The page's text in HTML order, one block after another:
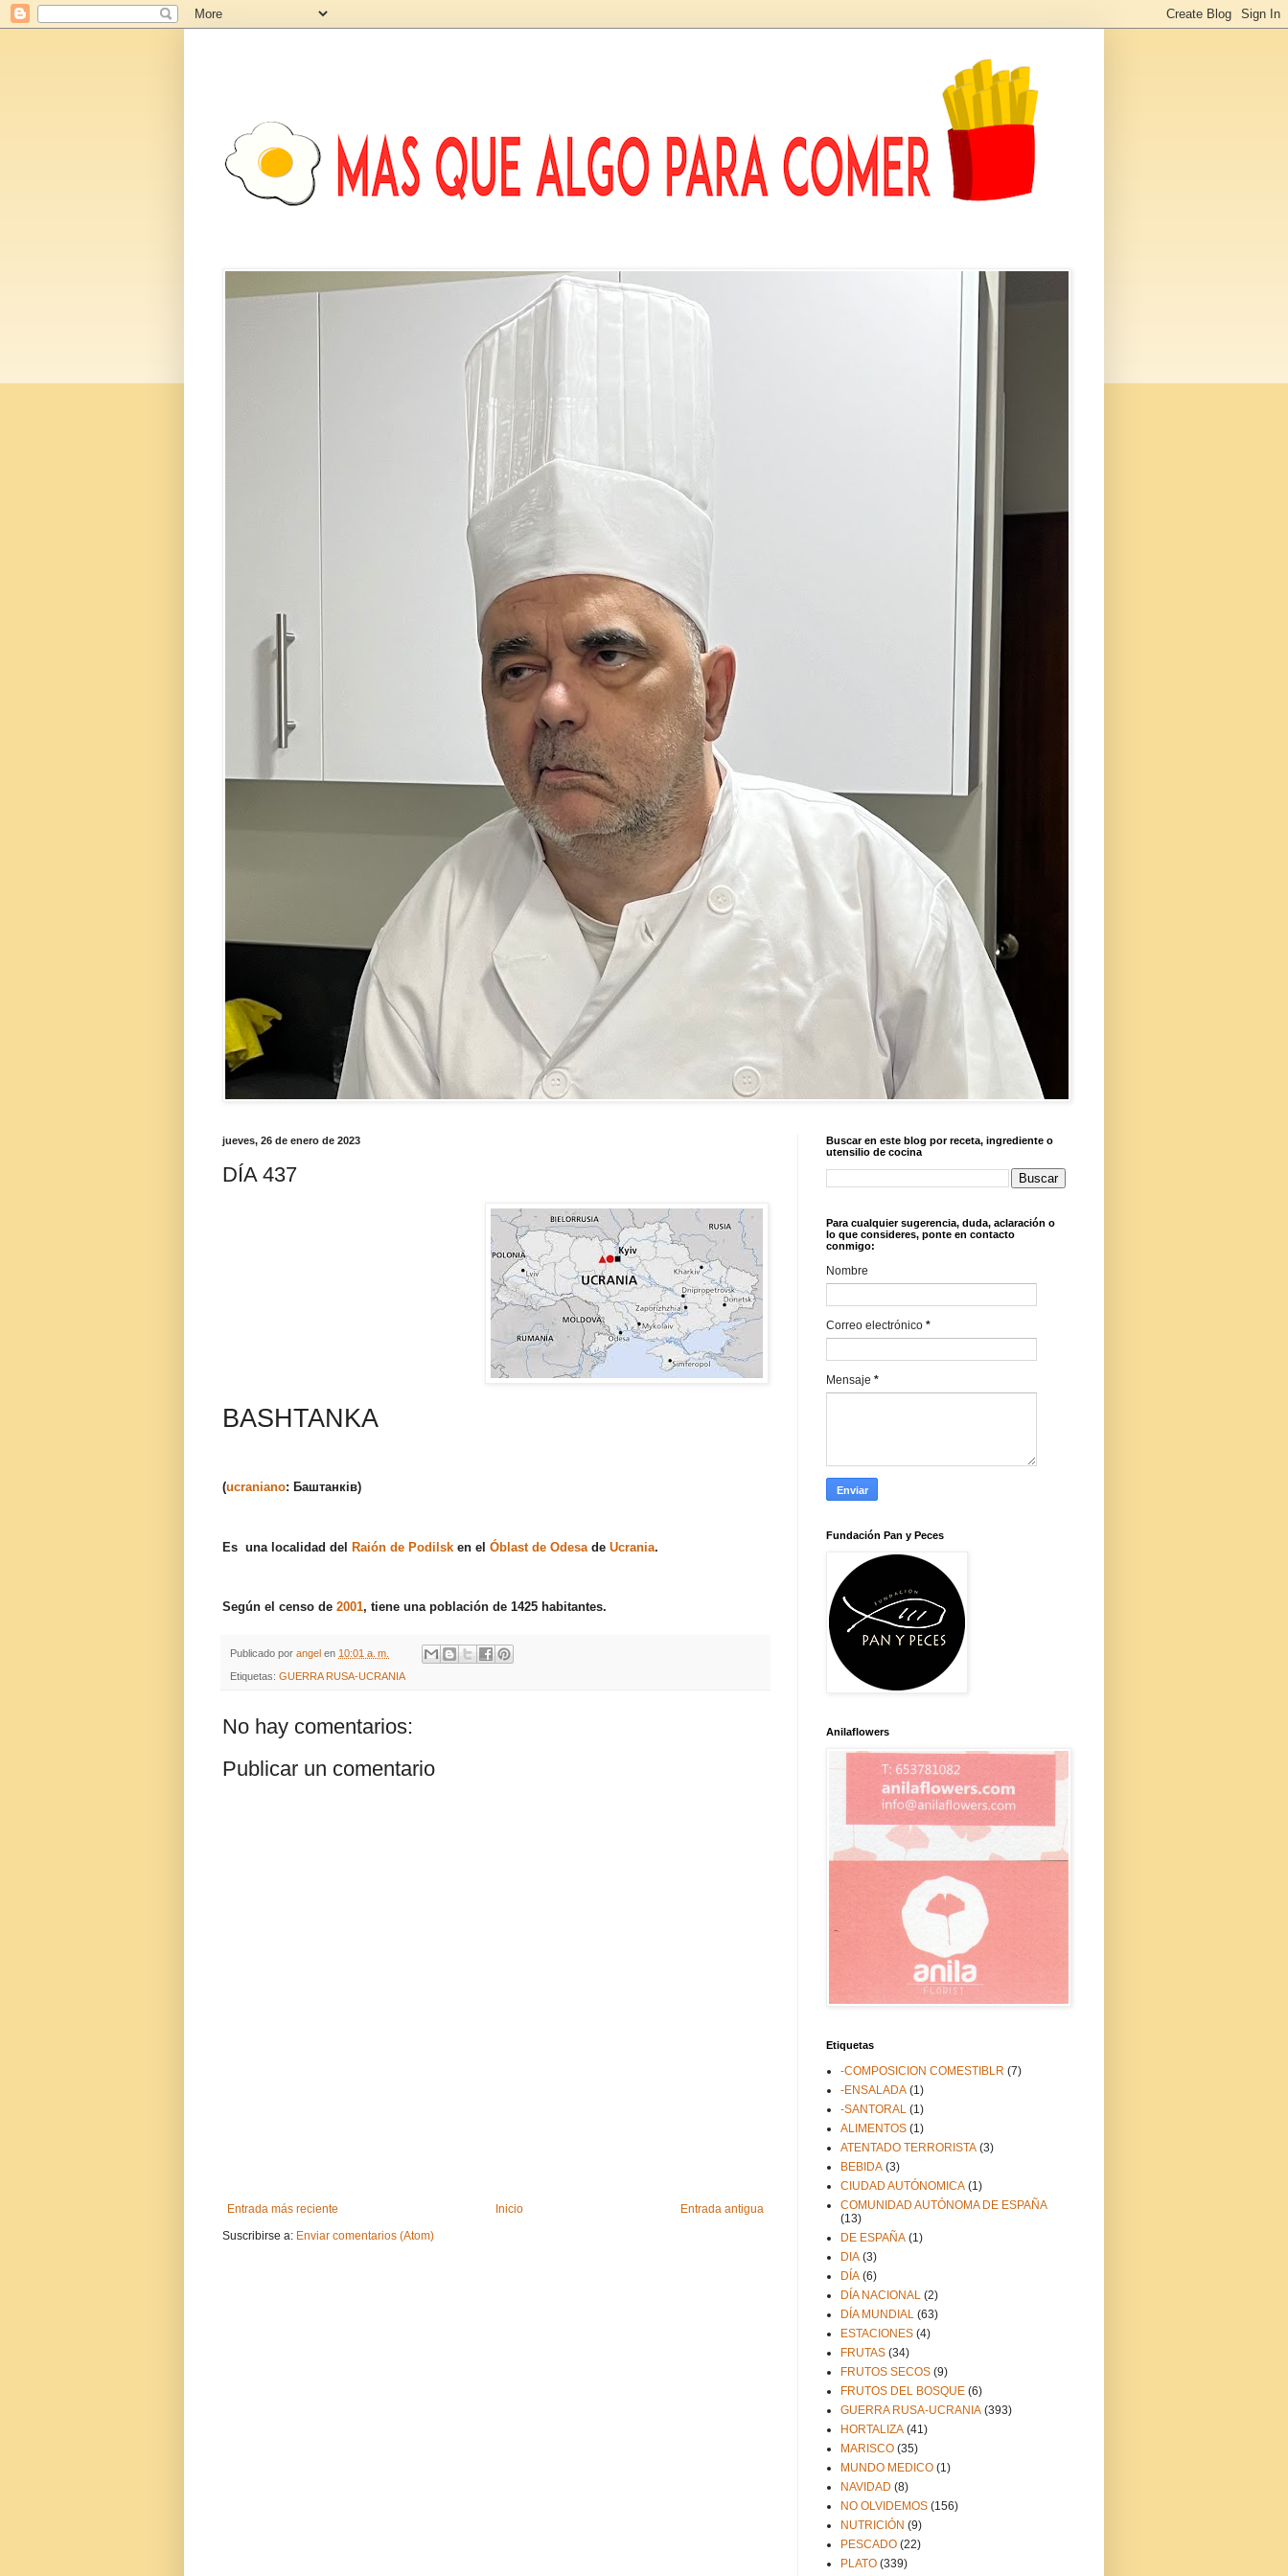
jueves, 26 de enero de 2023
DÍA 437
BASHTANKA
(ucraniano: Баштанків)
Es una localidad del Raión de Podilsk en el Óblast de Odesa de Ucrania.
Según el censo de 2001, tiene una población de 1425 habitantes.
Publicado por angel en 10:01 a. m.
Etiquetas: GUERRA RUSA-UCRANIA
No hay comentarios:
Publicar un comentario
Entrada más reciente Entrada antigua
Inicio
Suscribirse a: Enviar comentarios (Atom)
Buscar en este blog por receta, ingrediente o
utensilio de cocina
Para cualquier sugerencia, duda, aclaración o
lo que consideres, ponte en contacto
conmigo:
Nombre
Correo electrónico *
Mensaje *
Fundación Pan y Peces
Anilaflowers
Etiquetas
-COMPOSICION COMESTIBLR (7)
-ENSALADA (1)
-SANTORAL (1)
ALIMENTOS (1)
ATENTADO TERRORISTA (3)
BEBIDA (3)
CIUDAD AUTÓNOMICA (1)
COMUNIDAD AUTÓNOMA DE ESPAÑA
(13)
DE ESPAÑA (1)
DIA (3)
DÍA (6)
DÍA NACIONAL (2)
DÍA MUNDIAL (63)
ESTACIONES (4)
FRUTAS (34)
FRUTOS SECOS (9)
FRUTOS DEL BOSQUE (6)
GUERRA RUSA-UCRANIA (393)
HORTALIZA (41)
MARISCO (35)
MUNDO MEDICO (1)
NAVIDAD (8)
NO OLVIDEMOS (156)
NUTRICIÓN (9)
PESCADO (22)
PLATO (339)